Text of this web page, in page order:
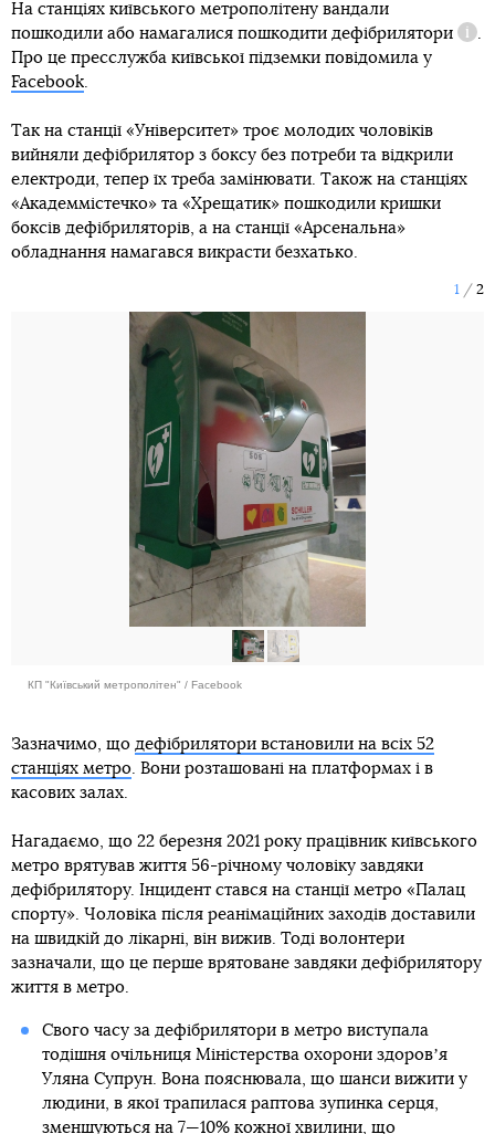
На станціях київського метрополітену вандали
пошкодили або намагалися пошкодити дефібрилятори
Про це пресслужба київської підземки повідомила у
Facebook
Так на станції «Університет» троє молодих чоловіків
вийняли дефібрилятор з боксу без потреби та відкрили
електроди, тепер їх треба замінювати. Також на станціях
«Академмістечко» та «Хрещатик» пошкодили кришки
боксів дефібриляторів, а на станції «Арсенальна»
обладнання намагався викрасти безхатько.
1 2
КП "Київський метрополітен" / Facebook
Зазначимо, що дефібрилятори встановили на всіх 52
станціях метро. Вони розташовані на платформах і в
касових залах.
Нагадаємо, що 22 березня 2021 року працівник київського
метро врятував життя 56-річному чоловіку завдяки
дефібрилятору. Інцидент стався на станції метро «Палац
спорту». Чоловіка після реанімаційних заходів доставили
на швидкій до лікарні, він вижив. Тоді волонтери
зазначали, що це перше врятоване завдяки дефібрилятору
життя в метро.
Свого часу за дефібрилятори в метро виступала
тодішня очільниця Міністерства охорони здоровʼя
Уляна Супрун. Вона пояснювала, що шанси вижити у
людини, в якої трапилася раптова зупинка серця,
зменшуються на 7—10% кожної хвилини, що